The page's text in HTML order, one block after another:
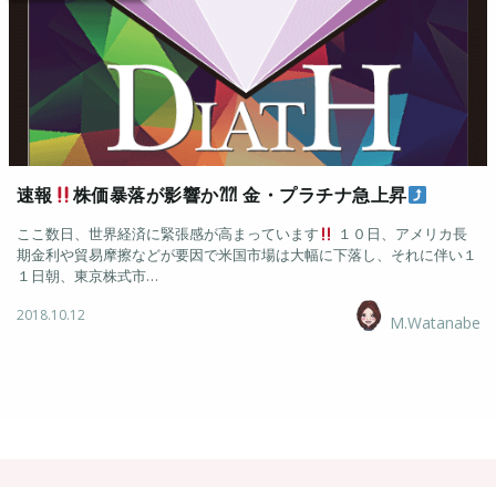
速報 株価暴落が影響か⁈⁈ 金・プラチナ急上昇
ここ数日、世界経済に緊張感が高まっています
１０日、アメリカ長
期金利や貿易摩擦などが要因で米国市場は大幅に下落し、それに伴い１
１日朝、東京株式市…
2018.10.12 M.Watanabe